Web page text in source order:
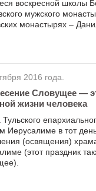
воскресной школы
мужского
монастырях –
2016 года.
Словущее —
жизни человека
Тульского
Иерусалиме в тот
(освящения)
(этот праздник